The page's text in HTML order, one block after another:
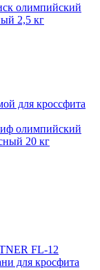
олимпийский
2,5 кг
олимпийский
20 кг
для кросфита